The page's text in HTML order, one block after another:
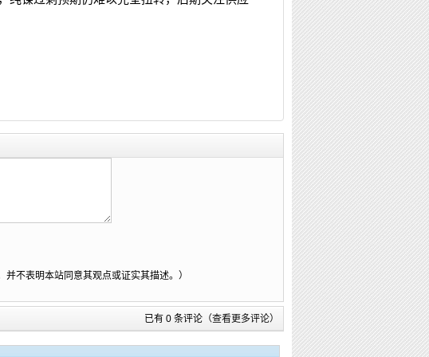
并不表明本站同意其观点或证实其描述。）
已有 0 条评论 （查看更多评论）